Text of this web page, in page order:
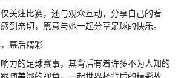
关注比赛，还与观众互动，分享自己的看
到亲切，愿意与她一起分享足球的快乐。
幕后精彩
力的足球赛事，其背后有着许多不为人知的
随美娜的视角，一起世界杯背后的精彩故